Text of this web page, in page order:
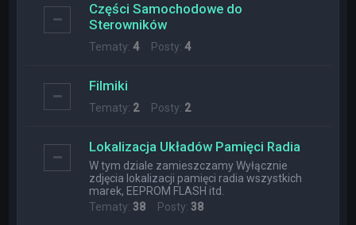
Części Samochodowe do
Sterowników
Tematy:4Posty:4
Filmiki
Tematy: 2Posty: 2
Lokalizacja Układów Pamięci Radia
W tym dziale zamieszczamy Wyłącznie
zdjęcia lokalizacji pamięci radia wszystkich
marek, EEPROM FLASH itd.
Tematy:38 Posty:38